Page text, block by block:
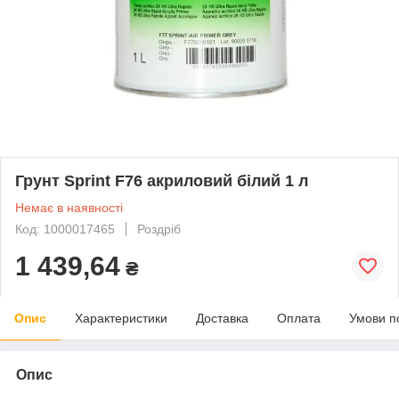
Грунт Sprint F76 акриловий білий 1 л
Немає в наявності
Код: 1000017465
Роздріб
1 439,64 ₴
Опис Характеристики Доставка Оплата Умови
Опис